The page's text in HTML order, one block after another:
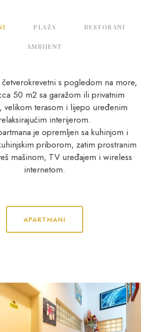
PLAŽA RESTORANI
AMBIJENT
s pogledom na more,
50 m2 sa garažom ili privatnim
velikom terasom i lijepo uređenim
interijerom.
je opremljen sa kuhinjom i
priborom, zatim prostranim
mašinom, TV uređajem i wireless
internetom.
APARTMANI